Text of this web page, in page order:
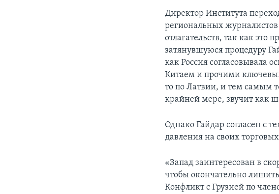
Директор Института
региональных журналистов
отлагательств, так как это
затянувшуюся процедуру
как Россия согласовывала
Китаем и прочими
то по Латвии, и тем самым
крайней мере, звучит как
Однако Гайдар согласен с
давления на своих
«Запад заинтересован в
чтобы окончательно
Конфликт с Грузией по